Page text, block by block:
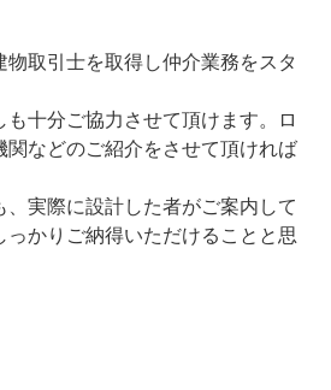
取引士を取得し仲介業務をスタ
も十分ご協力させて頂けます。ロ
関などのご紹介をさせて頂ければ
実際に設計した者がご案内して
っかりご納得いただけることと思